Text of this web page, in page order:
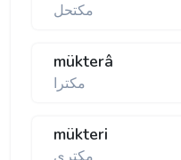
مكتحل
mükterâ
مكترا
mükteri